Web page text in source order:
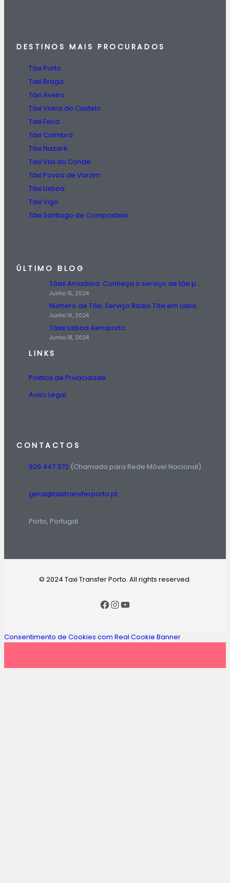
DESTINOS MAIS PROCURADOS
Táxi Porto
Táxi Braga
Táxi Aveiro
Táxi Viana do Castelo
Táxi Feira
Táxi Coimbra
Táxi Nazaré
Táxi Vila do Conde
Táxi Povoa de Varzim
Táxi Lisboa
Táxi Vigo
Táxi Santiago de Compostela
ÚLTIMO BLOG
Táxis Amadora: Conheça o serviço de táxi prestado na região da Amadora.
Junho 15, 2024
Número de Táxi: Serviço Rádio Táxi em Lisboa, Entre em Contato Agora!
Junho 16, 2024
Táxis Lisboa Aeroporto
Junho 18, 2024
LINKS
Politica de Privacidade
Aviso Legal
CONTACTOS
929 447 372 (Chamada para Rede Móvel Nacional)
geral@taxitransferporto.pt
Porto, Portugal
© 2024 Taxi Transfer Porto. All rights reserved.
Consentimento de Cookies com Real Cookie Banner